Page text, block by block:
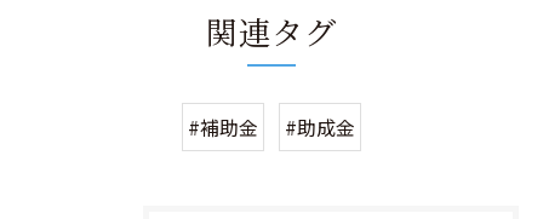
関連タグ
#補助金 #助成金